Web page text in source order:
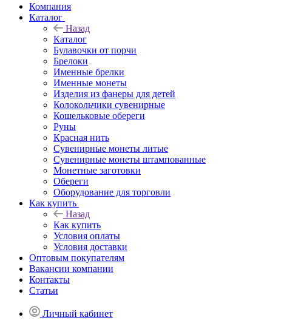
Компания
Каталог
Назад
Каталог
Булавочки от порчи
Брелоки
Именные брелки
Именные монеты
Изделия из фанеры для детей
Колокольчики сувенирные
Кошельковые обереги
Руны
Красная нить
Сувенирные монеты литые
Сувенирные монеты штампованные
Монетные заготовки
Обереги
Оборудование для торговли
Как купить
Назад
Как купить
Условия оплаты
Условия доставки
Оптовым покупателям
Вакансии компании
Контакты
Статьи
Личный кабинет